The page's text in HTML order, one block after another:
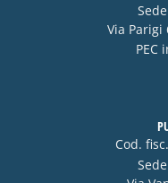
Via Parigi
PEC
Cod.